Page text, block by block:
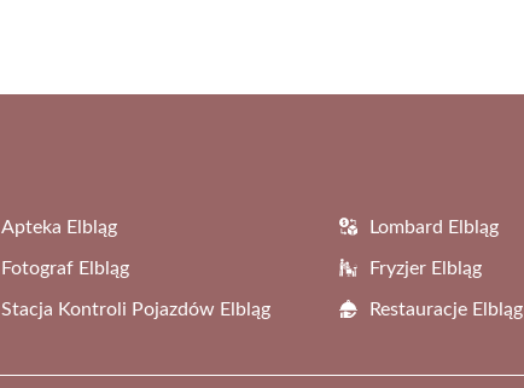
Apteka Elbląg Lombard Elbląg
Fotograf Elbląg Fryzjer Elbląg
Stacja Kontroli Pojazdów Elbląg Restauracje Elbląg